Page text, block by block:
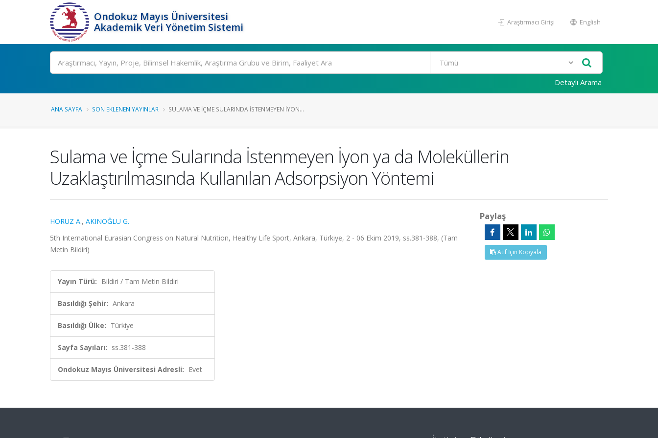
Ondokuz Mayıs Üniversitesi
Akademik Veri Yönetim Sistemi
Araştırmacı Girişi English
Ara
Detaylı Arama
ANA SAYFA SON EKLENEN YAYINLAR SULAMA VE İÇME SULARINDA İSTENMEYEN İYON...
Sulama ve İçme Sularında İstenmeyen İyon ya da Moleküllerin
Uzaklaştırılmasında Kullanılan Adsorpsiyon Yöntemi
HORUZ A., AKINOĞLU G.
5th International Eurasian Congress on Natural Nutrition, Healthy Life Sport, Ankara, Türkiye, 2 - 06 Ekim 2019, ss.381-388, (Tam
Metin Bildiri)
Yayın Türü: Bildiri / Tam Metin Bildiri
Basıldığı Şehir: Ankara
Basıldığı Ülke: Türkiye
Sayfa Sayıları: ss.381-388
Ondokuz Mayıs Üniversitesi Adresli: Evet
Paylaş
Atıf İçin Kopyala